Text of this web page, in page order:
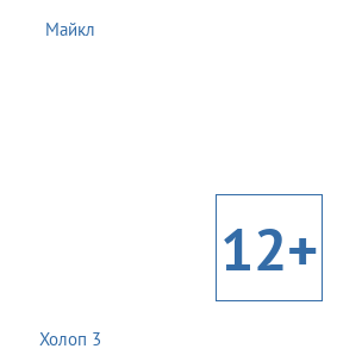
Майкл
12+
Холоп 3